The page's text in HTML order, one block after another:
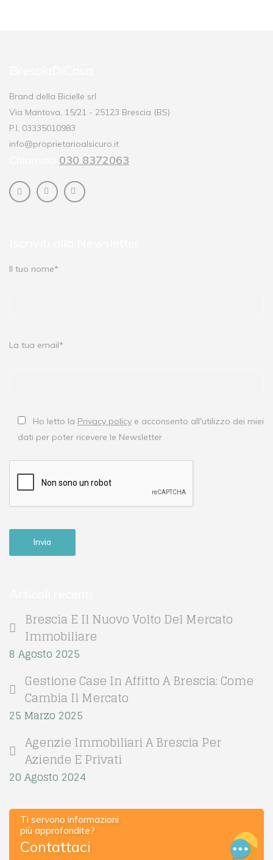
Brand della Bicielle srl
Via Mantova, 15/21 - 25123 Brescia (BS)
P.I. 03335010983
info@proprietarioalsicuro.it
030 8372063
Il tuo nome*
La tua email*
Ho letto la Privacy policy e acconsento all'utilizzo dei miei
dati per poter ricevere le Newsletter
Brescia E Il Nuovo Volto Del Mercato
Immobiliare
8 Agosto 2025
Gestione Case In Affitto A Brescia: Come
Cambia Il Mercato
25 Marzo 2025
Agenzie Immobiliari A Brescia Per
Aziende E Privati
20 Agosto 2024
Ti servono informazioni
più approfondite?
Contattaci